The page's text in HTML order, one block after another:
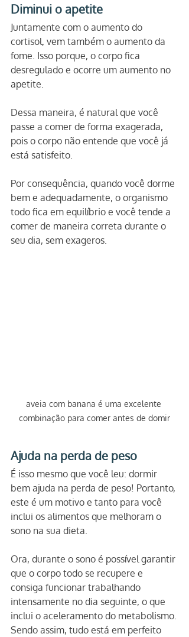
Diminui o apetite
Juntamente com o aumento do
cortisol, vem também o aumento da
fome. Isso porque, o corpo fica
desregulado e ocorre um aumento no
apetite.
Dessa maneira, é natural que você
passe a comer de forma exagerada,
pois o corpo não entende que você já
está satisfeito.
Por consequência, quando você dorme
bem e adequadamente, o organismo
todo fica em equilíbrio e você tende a
comer de maneira correta durante o
seu dia, sem exageros.
aveia com banana é uma excelente
combinação para comer antes de domir
Ajuda na perda de peso
É isso mesmo que você leu: dormir
bem ajuda na perda de peso! Portanto,
este é um motivo e tanto para você
inclui os alimentos que melhoram o
sono na sua dieta.
Ora, durante o sono é possível garantir
que o corpo todo se recupere e
consiga funcionar trabalhando
intensamente no dia seguinte, o que
inclui o aceleramento do metabolismo.
Sendo assim, tudo está em perfeito